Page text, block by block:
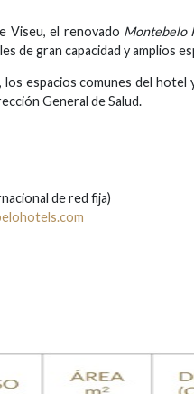
Viseu, el renovado Montebelo
de gran capacidad y amplios
espacios comunes del
General de Salud.
de red fija)